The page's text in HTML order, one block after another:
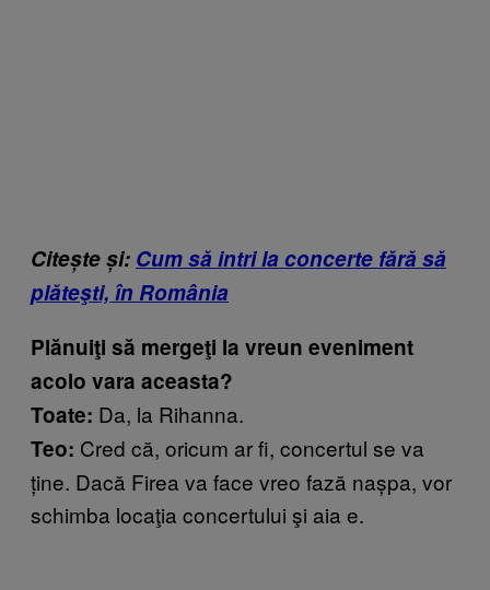
Citește și: Cum să intri la concerte fără să
plăteşti, în România
Plănuiţi să mergeţi la vreun eveniment
acolo vara aceasta?
Toate: Da, la Rihanna.
Teo: Cred că, oricum ar fi, concertul se va
ține. Dacă Firea va face vreo fază nașpa, vor
schimba locaţia concertului şi aia e.